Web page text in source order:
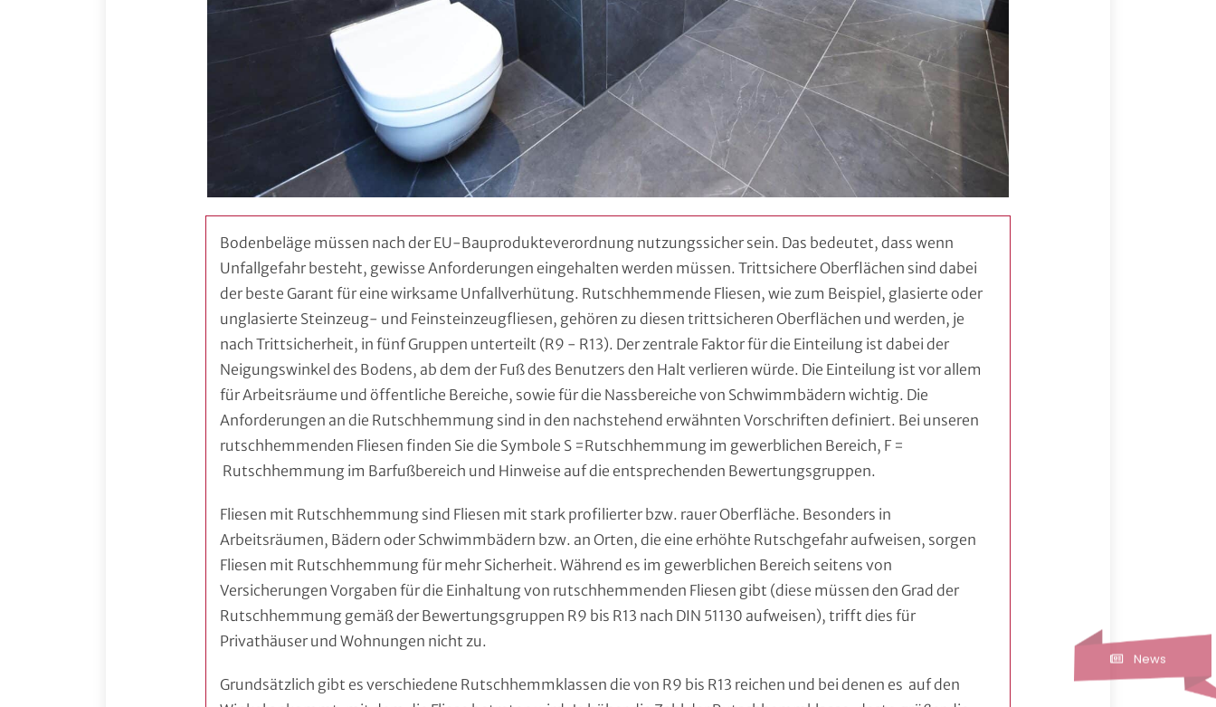
Bodenbeläge müssen nach der EU-Bauprodukteverordnung nutzungssicher sein. Das bedeutet, dass wenn
Unfallgefahr besteht, gewisse Anforderungen eingehalten werden müssen. Trittsichere Oberflächen sind dabei
der beste Garant für eine wirksame Unfallverhütung. Rutschhemmende Fliesen, wie zum Beispiel, glasierte oder
unglasierte Steinzeug- und Feinsteinzeugfliesen, gehören zu diesen trittsicheren Oberflächen und werden, je
nach Trittsicherheit, in fünf Gruppen unterteilt (R9 - R13). Der zentrale Faktor für die Einteilung ist dabei der
Neigungswinkel des Bodens, ab dem der Fuß des Benutzers den Halt verlieren würde. Die Einteilung ist vor allem
für Arbeitsräume und öffentliche Bereiche, sowie für die Nassbereiche von Schwimmbädern wichtig. Die
Anforderungen an die Rutschhemmung sind in den nachstehend erwähnten Vorschriften definiert. Bei unseren
rutschhemmenden Fliesen finden Sie die Symbole S =Rutschhemmung im gewerblichen Bereich, F =
Rutschhemmung im Barfußbereich und Hinweise auf die entsprechenden Bewertungsgruppen.
Fliesen mit Rutschhemmung sind Fliesen mit stark profilierter bzw. rauer Oberfläche. Besonders in
Arbeitsräumen, Bädern oder Schwimmbädern bzw. an Orten, die eine erhöhte Rutschgefahr aufweisen, sorgen
Fliesen mit Rutschhemmung für mehr Sicherheit. Während es im gewerblichen Bereich seitens von
Versicherungen Vorgaben für die Einhaltung von rutschhemmenden Fliesen gibt (diese müssen den Grad der
Rutschhemmung gemäß der Bewertungsgruppen R9 bis R13 nach DIN 51130 aufweisen), trifft dies für
Privathäuser und Wohnungen nicht zu.
Grundsätzlich gibt es verschiedene Rutschhemmklassen die von R9 bis R13 reichen und bei denen es auf den
News